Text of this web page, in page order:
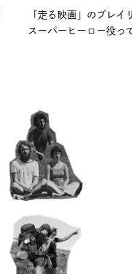
「走る映画」のプレイ
スーパーヒーロー役っ